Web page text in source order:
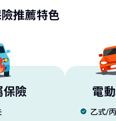
推薦特色
保險 電
乙式/